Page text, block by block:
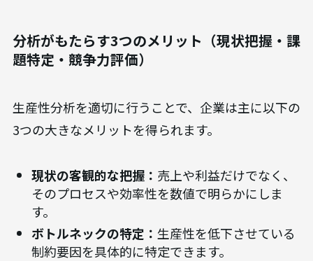
分析がもたらす3つのメリット（現状把握・課
題特定・競争力評価）
生産性分析を適切に行うことで、企業は主に以下の
3つの大きなメリットを得られます。
現状の客観的な把握： 売上や利益だけでなく、
そのプロセスや効率性を数値で明らかにしま
す。
ボトルネックの特定： 生産性を低下させている
制約要因を具体的に特定できます。